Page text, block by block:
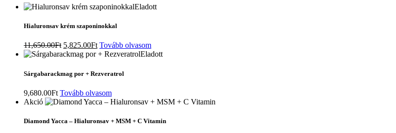
Eladott
Hialuronsav krém szaponinokkal
11,650.00Ft Original
price
11,650.00Ft.
5,825.00FtCurrent
price
5,825.00Ft.
Tovább olvasom
Eladott
Sárgabarackmag por + Rezveratrol
9,680.00Ft Tovább olvasom
Akció
Diamond Yacca – Hialuronsav + MSM + C Vitamin